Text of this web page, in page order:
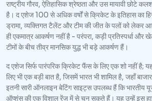
राष्ट्रीय गौरव, ऐतिहासिक श्रेष्ठता और उस मायावी छोटे
है। द एशेज 100 से अधिक वर्षों से क्रिकेट के इतिहास का
ड्रामा, व्यक्तिगत टैलेंट और टीम की जीत के पलों को लेकर
ही एकमात्र आकर्षण नहीं है - परंपरा, कड़ी प्रतिस्पर्धा और
टीमों के बीच तीव्र मानसिक युद्ध भी बड़े आकर्षण हैं।
द एशेज सिर्फ पारंपरिक क्रिकेट फैंस के लिए एक शो नहीं है;
लिए भी एक बड़ी बात है, जिसमें भारत भी शामिल है, जहाँ
इतनी सारी ऑनलाइन बेटिंग साइट्स उपलब्ध हैं कि भारतीय
ऑप्शंस की एक विशाल रेंज में से चुन सकते हैं। यह उन्हें इस